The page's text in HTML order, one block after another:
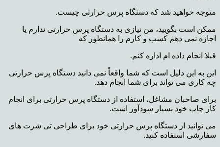
متوجه خواهید شد که دستگاه پرس حرارتی چیست.
ممکن است بگویید، من نیازی به دستگاه پرس حرارتی ندارم یا
اجازه نمی دهم کسب و کارم را همانطور که
قبلا انجام داده ام اداره کنم.
این به این دلیل است که شما واقعاً نمی دانید دستگاه پرس حرارتی
چه کاری می تواند برای شما انجام دهد.
برای صاحبان مشاغل، استفاده از دستگاه پرس حرارتی برای انجام
کار چاپ خود بسیار سودآور است.
می توانید از دستگاه پرس حرارتی خود برای طراحی تی شرت های
سفارشی استفاده کنید.